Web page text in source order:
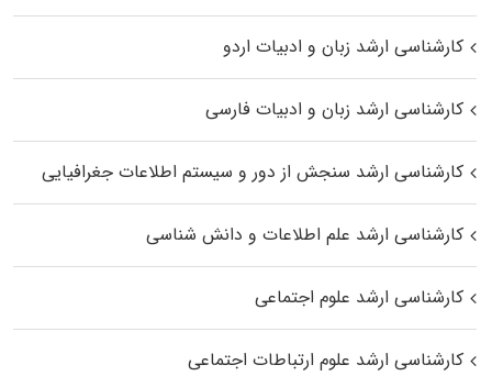
کارشناسی ارشد زبان و ادبیات اردو
کارشناسی ارشد زبان و ادبیات فارسی
کارشناسی ارشد سنجش از دور و سیستم اطلاعات جغرافیایی
کارشناسی ارشد علم اطلاعات و دانش شناسی
کارشناسی ارشد علوم اجتماعی
کارشناسی ارشد علوم ارتباطات اجتماعی